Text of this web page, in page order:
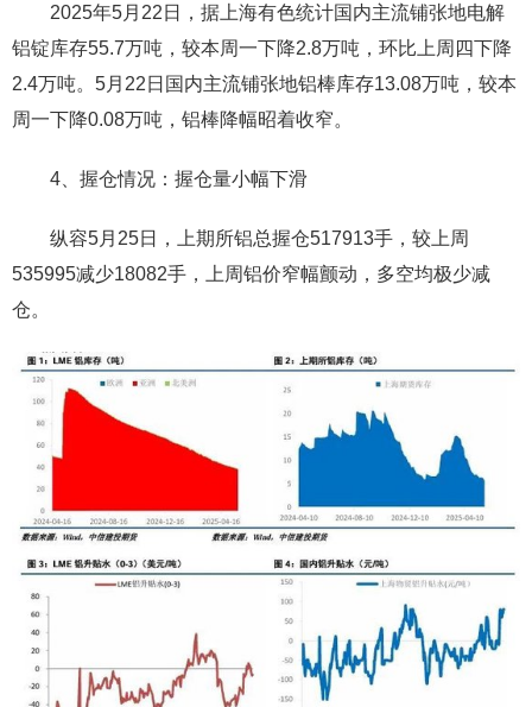
2025年5月22日，据上海有色统计国内主流铺张地电解
铝锭库存55.7万吨，较本周一下降2.8万吨，环比上周四下降
2.4万吨。5月22日国内主流铺张地铝棒库存13.08万吨，较本
周一下降0.08万吨，铝棒降幅昭着收窄。
4、握仓情况：握仓量小幅下滑
纵容5月25日，上期所铝总握仓517913手，较上周
535995减少18082手，上周铝价窄幅颤动，多空均极少减
仓。